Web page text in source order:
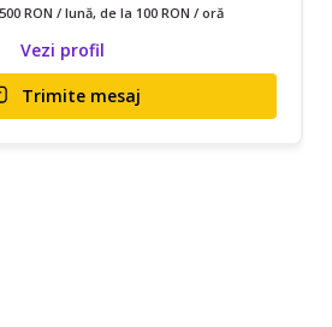
RON / lună, de la 100 RON / oră
Vezi profil
Trimite mesaj